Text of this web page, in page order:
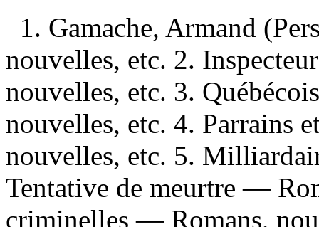
1. Gamache, Armand
nouvelles, etc. 2.
nouvelles, etc. 3.
nouvelles, etc. 4. Parrains
nouvelles, etc. 5.
Tentative de meurtre —
criminelles — Romans,